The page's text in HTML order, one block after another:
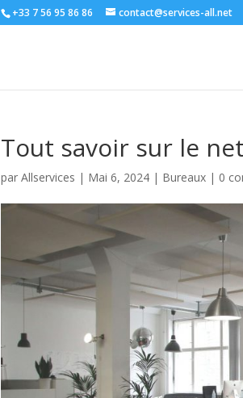
+33 7 56 95 86 86 contact@services-all.net
Tout savoir sur le
parAllservices | Mai 6, 2024 | Bureaux | 0